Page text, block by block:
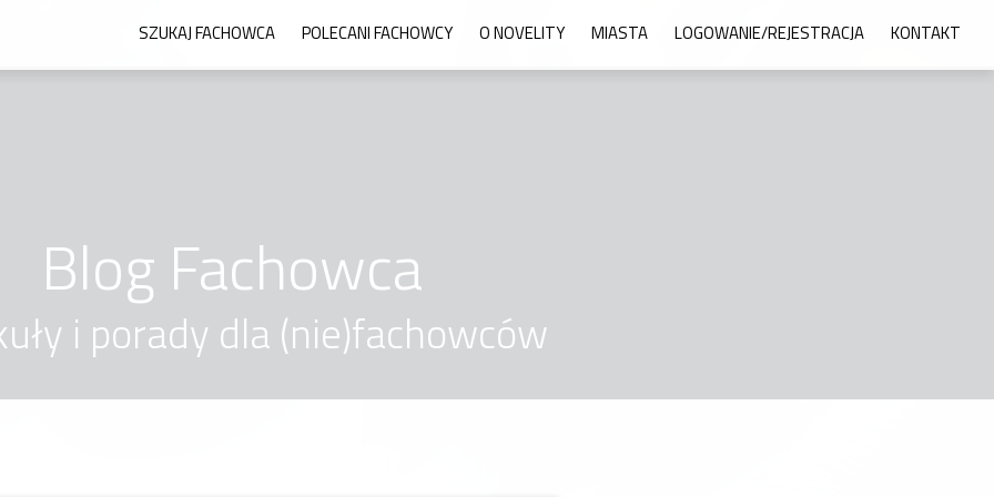
SZUKAJ FACHOWCA POLECANI FACHOWCY O NOVELITY MIASTA LOGOWANIE/REJESTRACJA KONTAKT
Blog Fachowca
i porady dla (nie)fachowców